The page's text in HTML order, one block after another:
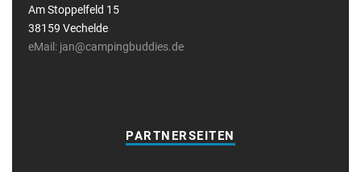
Am Stoppelfeld 15
38159 Vechelde
eMail: jan@campingbuddies.de
PARTNERSEITEN